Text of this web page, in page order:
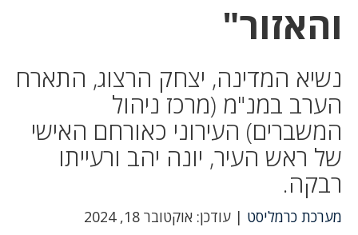
והאזור"
נשיא המדינה, יצחק הרצוג, התארח
הערב במנ"מ (מרכז ניהול
המשברים) העירוני כאורחם האישי
של ראש העיר, יונה יהב ורעייתו
רבקה.
מערכת כרמליסט | עודכן: אוקטובר 18, 2024